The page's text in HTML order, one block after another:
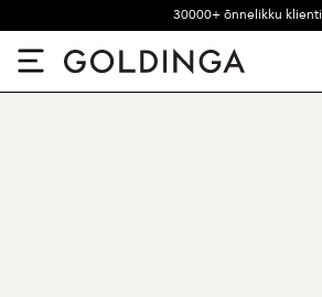
30000+ õnnelikku klienti